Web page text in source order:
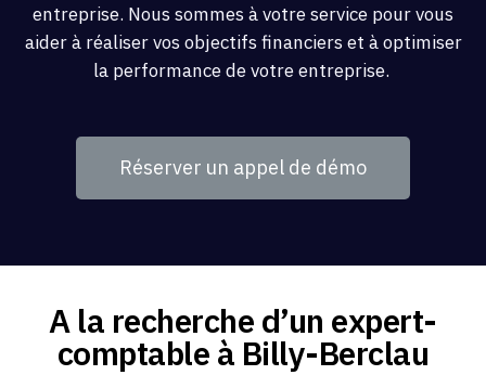
entreprise. Nous sommes à votre service pour vous
aider à réaliser vos objectifs financiers et à optimiser
la performance de votre entreprise.
Réserver un appel de démo
A la recherche d’un expert-
comptable à Billy-Berclau